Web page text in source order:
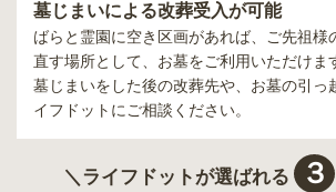
墓じまいによる改葬受入が可能
ばらと霊園に空き区画があれば、ご先祖様
直す場所として、お墓をご利用いただけま
墓じまいをした後の改葬先や、お墓の引っ
イフドットにご相談ください。
＼ライフドットが選ばれる ３